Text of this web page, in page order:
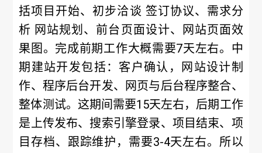
括项目开始、初步洽谈 签订协议、需求分
析 网站规划、前台页面设计、网站页面效
果图。完成前期工作大概需要7天左右。中
期建站开发包括：客户确认，网站设计制
作、程序后台开发、网页与后台程序整合、
整体测试。这期间需要15天左右，后期工作
是上传发布、搜索引擎登录、项目结束、项
目存档、跟踪维护，需要3-4天左右。所以